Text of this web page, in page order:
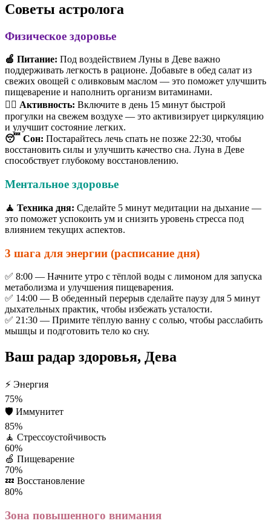
Советы астролога
Физическое здоровье
🍏 Питание: Под воздействием Луны в Деве важно
поддерживать легкость в рационе. Добавьте в обед салат из
свежих овощей с оливковым маслом — это поможет улучшить
пищеварение и наполнить организм витаминами.
🏃‍♂️ Активность: Включите в день 15 минут быстрой
прогулки на свежем воздухе — это активизирует циркуляцию
и улучшит состояние легких.
😴 Сон: Постарайтесь лечь спать не позже 22:30, чтобы
восстановить силы и улучшить качество сна. Луна в Деве
способствует глубокому восстановлению.
Ментальное здоровье
🧘 Техника дня: Сделайте 5 минут медитации на дыхание —
это поможет успокоить ум и снизить уровень стресса под
влиянием текущих аспектов.
3 шага для энергии (расписание дня)
✅ 8:00 — Начните утро с тёплой воды с лимоном для запуска
метаболизма и улучшения пищеварения.
✅ 14:00 — В обеденный перерыв сделайте паузу для 5 минут
дыхательных практик, чтобы избежать усталости.
✅ 21:30 — Примите тёплую ванну с солью, чтобы расслабить
мышцы и подготовить тело ко сну.
Ваш радар здоровья, Дева
⚡ Энергия
75%
🛡️ Иммунитет
85%
🧘 Стрессоустойчивость
60%
🍏 Пищеварение
70%
💤 Восстановление
80%
Зона повышенного внимания